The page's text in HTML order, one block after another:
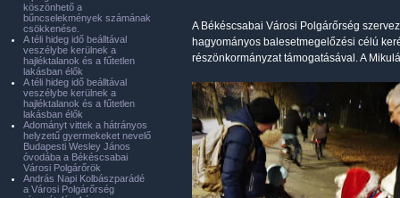
A Békéscsabai Városi Polgárőrség
hagyományos balesetmegelőzési célú
részönkormányzat támogatásával. A
köszönhető a
bűncselekmények számának
csökkenése.
A téli hideg idő beálltával
veszélybe kerülnek a
hajléktalanok és a fűtetlen
lakásban élők
A téli hideg idő beálltával
veszélybe kerülnek a
hajléktalanok és a fűtetlen
lakásban élők
Adományt vittek a hátrányos
helyzetű gyermekeket nevelő
Budapesti Wesley János
óvodába a Békéscsabai
Városi Polgárőrök
András Napi Kolbászparádé
a Városi Polgárőrség